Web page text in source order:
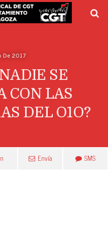
De 2017
SE
CON LAS
DEL O1O?
Envía SMS